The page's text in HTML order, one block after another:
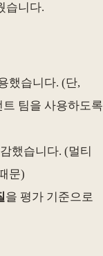
습니다.
했습니다. (단,
팀을 사용하도록
했습니다. (멀티
문)
을 평가 기준으로